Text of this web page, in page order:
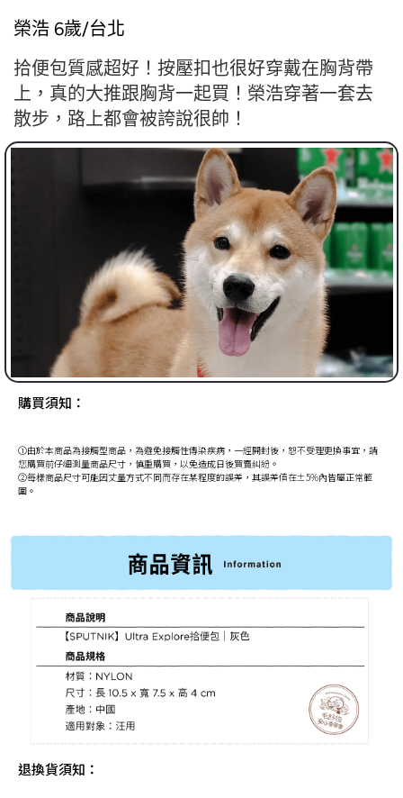
榮浩 6歲/台北
拾便包質感超好！按壓扣也很好穿戴在胸背帶
上，真的大推跟胸背一起買！榮浩穿著一套去
散步，路上都會被誇說很帥！
購買須知：
①由於本商品為接觸型商品，為避免接觸性傳染疾病，一經開封後，恕不受理更換事宜，請
您購買前仔細測量商品尺寸，慎重購買，以免造成日後買賣糾紛。
②每樣商品尺寸可能因丈量方式不同而存在某程度的誤差，其誤差值在±5%內皆屬正常範
圍。
退換貨須知：